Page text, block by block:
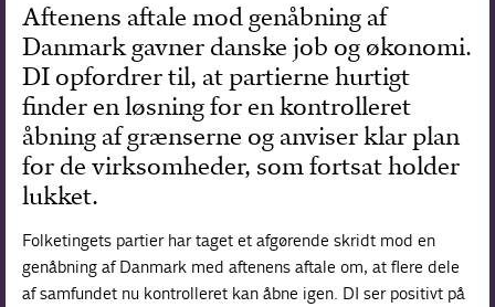
Aftenens aftale mod genåbning af
Danmark gavner danske job og økonomi.
DI opfordrer til, at partierne hurtigt
finder en løsning for en kontrolleret
åbning af grænserne og anviser klar plan
for de virksomheder, som fortsat holder
lukket.
Folketingets partier har taget et afgørende skridt mod en
genåbning af Danmark med aftenens aftale om, at flere dele
af samfundet nu kontrolleret kan åbne igen. DI ser positivt på